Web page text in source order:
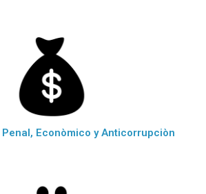
Econòmico y Anticorrupciòn